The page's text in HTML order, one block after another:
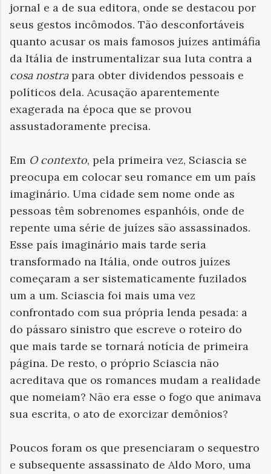
jornal e a de sua editora, onde se destacou por
seus gestos incômodos. Tão desconfortáveis
quanto acusar os mais famosos juízes antimáfia
da Itália de instrumentalizar sua luta contra a
cosa nostrapara obter dividendos pessoais e
políticos dela. Acusação aparentemente
exagerada na época que se provou
assustadoramente precisa.
Em O contexto, pela primeira vez, Sciascia se
preocupa em colocar seu romance em um país
imaginário. Uma cidade sem nome onde as
pessoas têm sobrenomes espanhóis, onde de
repente uma série de juízes são assassinados.
Esse país imaginário mais tarde seria
transformado na Itália, onde outros juízes
começaram a ser sistematicamente fuzilados
um a um. Sciascia foi mais uma vez
confrontado com sua própria lenda pesada: a
do pássaro sinistro que escreve o roteiro do
que mais tarde se tornará notícia de primeira
página. De resto, o próprio Sciascia não
acreditava que os romances mudam a realidade
que nomeiam? Não era esse o fogo que animava
sua escrita, o ato de exorcizar demônios?
Poucos foram os que presenciaram o sequestro
e subsequente assassinato de Aldo Moro, uma